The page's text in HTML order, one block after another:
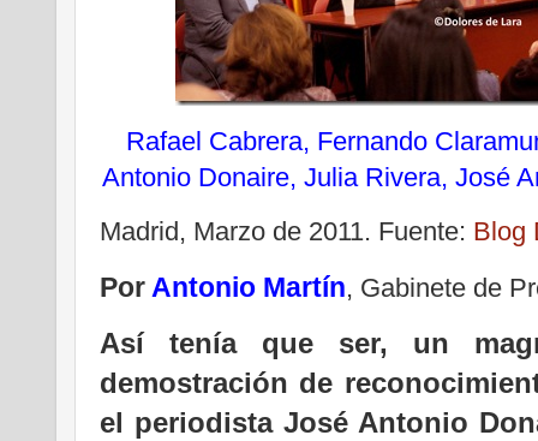
Rafael Cabrera, Fernando
Antonio Donaire, Julia Rivera, José
Madrid, Marzo de 2011. Fuente: Blog
Por Antonio Martín, Gabinete de
Así tenía que ser, un
demostración de
el periodista José Antonio